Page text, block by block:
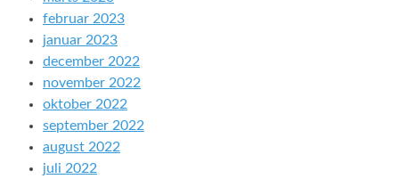
februar 2023
januar 2023
december 2022
november 2022
oktober 2022
september 2022
august 2022
juli 2022